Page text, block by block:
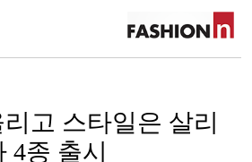
고 스타일은 살리
4종 출시